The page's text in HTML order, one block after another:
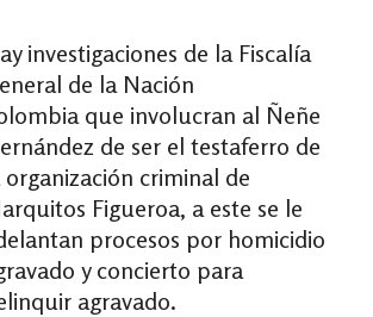
investigaciones de la Fiscalía
de la Nación
que involucran al Ñeñe
de ser el testaferro de
organización criminal de
Figueroa, a este se le
procesos por homicidio
y concierto para
agravado.